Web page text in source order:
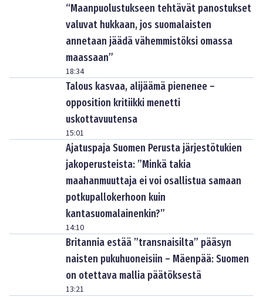
“Maanpuolustukseen tehtävät panostukset
valuvat hukkaan, jos suomalaisten
annetaan jäädä vähemmistöksi omassa
maassaan”
18:34
Talous kasvaa, alijäämä pienenee –
opposition kritiikki menetti
uskottavuutensa
15:01
Ajatuspaja Suomen Perusta järjestötukien
jakoperusteista: ”Minkä takia
maahanmuuttaja ei voi osallistua samaan
potkupallokerhoon kuin
kantasuomalainenkin?”
14:10
Britannia estää ”transnaisilta” pääsyn
naisten pukuhuoneisiin – Mäenpää: Suomen
on otettava mallia päätöksestä
13:21